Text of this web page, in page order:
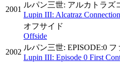
2001
ルパン三世: アルカトラズ
Lupin III: Alcatraz Connection
オフサイド
Offside
2002
ルパン三世: EPISODE:0
Lupin III: Episode 0 First